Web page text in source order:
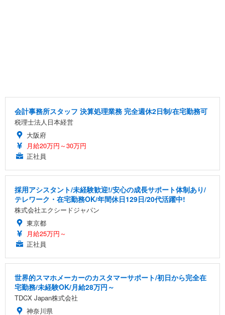
会計事務所スタッフ 決算処理業務 完全週休2日制/在宅勤務可
税理士法人日本経営
大阪府
月給20万円～30万円
正社員
採用アシスタント/未経験歓迎!/安心の成長サポート体制あり/
テレワーク・在宅勤務OK/年間休日129日/20代活躍中!
株式会社エクシードジャパン
東京都
月給25万円～
正社員
世界的スマホメーカーのカスタマーサポート/初日から完全在
宅勤務/未経験OK/月給28万円～
TDCX Japan株式会社
神奈川県